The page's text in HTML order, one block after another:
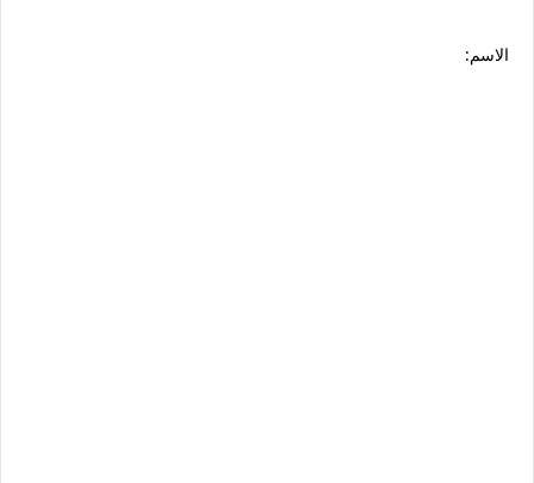
الاسم: